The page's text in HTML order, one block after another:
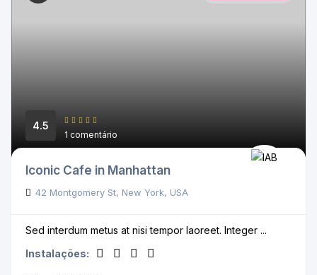
4.5
1 comentário
Iconic Cafe in Manhattan
42 Montgomery St, New York, USA
Sed interdum metus at nisi tempor laoreet. Integer ...
Instalações: